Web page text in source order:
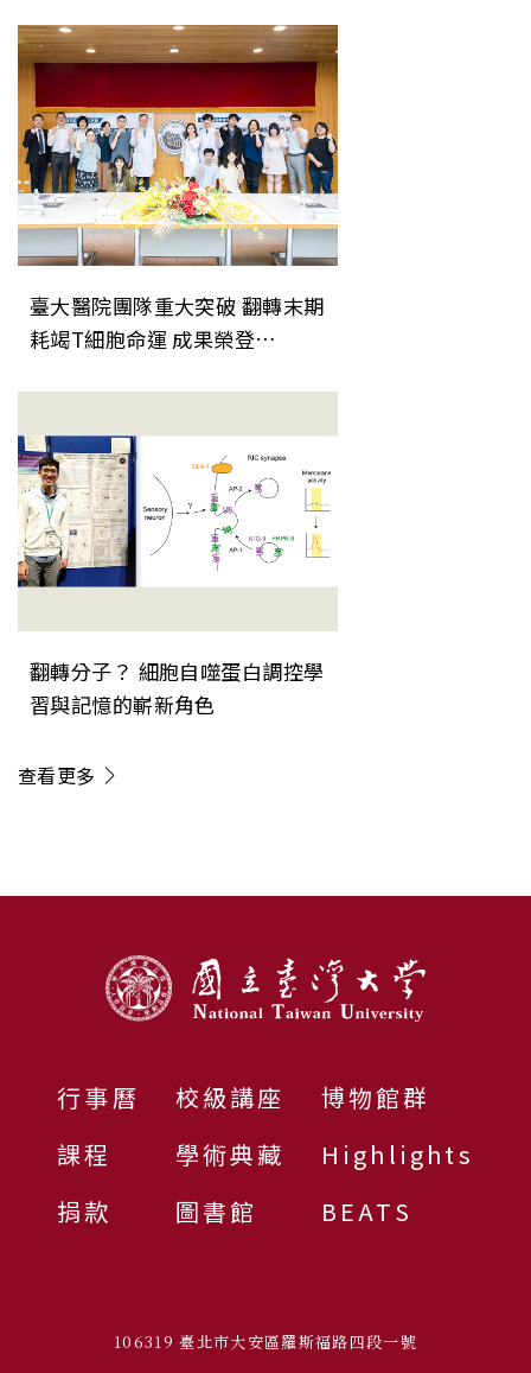
臺大醫院團隊重大突破 翻轉末期
耗竭T細胞命運 成果榮登
翻轉分子？ 細胞自噬蛋白調控學
習與記憶的嶄新角色
查看更多
行事曆
課程
捐款
校級講座
學術典藏
圖書館
博物館群
Highlights
BEATS
106319 臺北市大安區羅斯福路四段一號